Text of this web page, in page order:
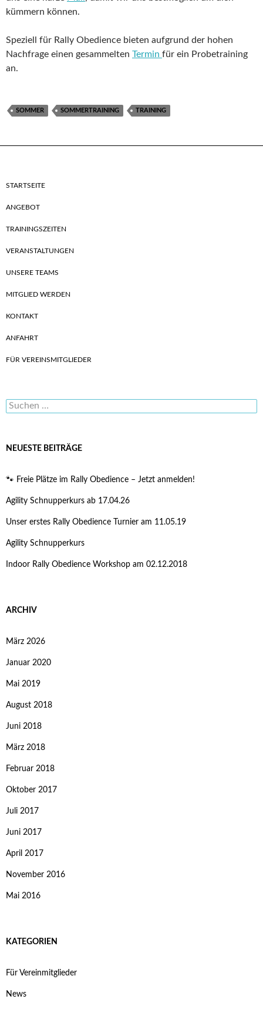
kümmern können.
Speziell für Rally Obedience bieten aufgrund der hohen
Nachfrage einen gesammelten Termin für ein Probetraining
an.
SOMMER SOMMERTRAINING TRAINING
STARTSEITE
ANGEBOT
TRAININGSZEITEN
VERANSTALTUNGEN
UNSERE TEAMS
MITGLIED WERDEN
KONTAKT
ANFAHRT
FÜR VEREINSMITGLIEDER
Suchen
nach:
NEUESTE BEITRÄGE
🐾 Freie Plätze im Rally Obedience – Jetzt anmelden!
Agility Schnupperkurs ab 17.04.26
Unser erstes Rally Obedience Turnier am 11.05.19
Agility Schnupperkurs
Indoor Rally Obedience Workshop am 02.12.2018
ARCHIV
März 2026
Januar 2020
Mai 2019
August 2018
Juni 2018
März 2018
Februar 2018
Oktober 2017
Juli 2017
Juni 2017
April 2017
November 2016
Mai 2016
KATEGORIEN
Für Vereinmitglieder
News